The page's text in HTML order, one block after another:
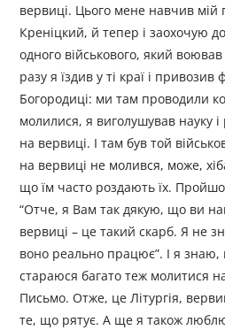
вервиці. Цього мене навчив мій
Креніцкий, й тепер і заохочую
одного військового, який
разу я їздив у ті краї і привозив
Богородиці: ми там проводили
молилися, я виголушував науку
на вервиці. І там був той
на вервиці не молився, може,
що їм часто роздають їх.
“Отче, я Вам так дякую, що ви
вервиці – це такий скарб. Я не
воно реально працює”. І я
стараюся багато теж молитися
Письмо. Отже, це Літургія,
те, що рятує. А ще я також